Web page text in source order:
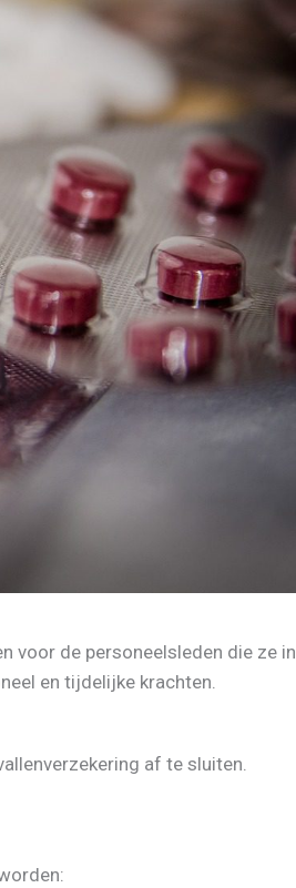
voor de personeelsleden die ze in
en tijdelijke krachten.
af te sluiten.